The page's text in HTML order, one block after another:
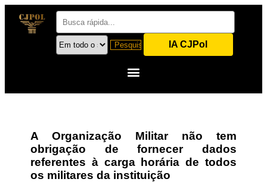
IA CJPol
A Organização Militar não tem
obrigação de fornecer dados
referentes à carga horária de todos
os militares da instituição